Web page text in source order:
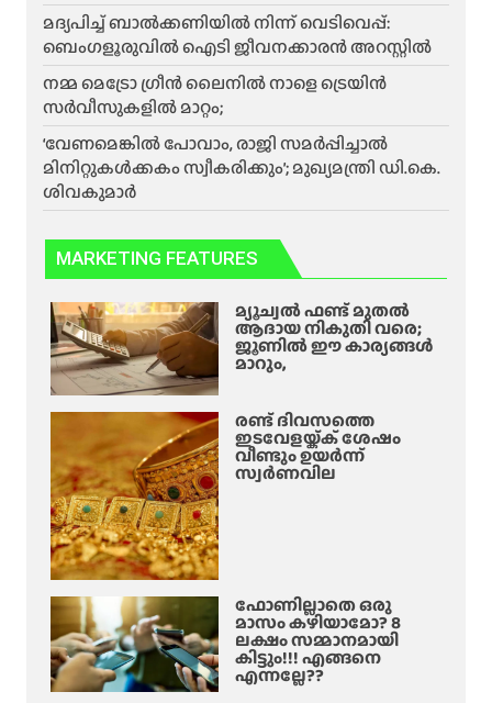
മദ്യപിച്ച് ബാൽക്കണിയിൽ നിന്ന് വെടിവെപ്പ്:
ബെംഗളൂരുവിൽ ഐടി ജീവനക്കാരൻ അറസ്റ്റിൽ
നമ്മ മെട്രോ ഗ്രീൻ ലൈനിൽ നാളെ ട്രെയിൻ
സർവീസുകളിൽ മാറ്റം;
‘വേണമെങ്കിൽ പോവാം, രാജി സമർപ്പിച്ചാൽ
മിനിറ്റുകൾക്കകം സ്വീകരിക്കും’; മുഖ്യമന്ത്രി ഡി.കെ.
ശിവകുമാർ
MARKETING FEATURES
മ്യൂച്വൽ ഫണ്ട് മുതൽ
ആദായ നികുതി വരെ;
ജൂണിൽ ഈ കാര്യങ്ങൾ
മാറും,
രണ്ട് ദിവസത്തെ
ഇടവേളയ്ക്ക് ശേഷം
വീണ്ടും ഉയർന്ന്
സ്വർണവില
ഫോണില്ലാതെ ഒരു
മാസം കഴിയാമോ? 8
ലക്ഷം സമ്മാനമായി
കിട്ടും!!! എങ്ങനെ
എന്നല്ലേ??